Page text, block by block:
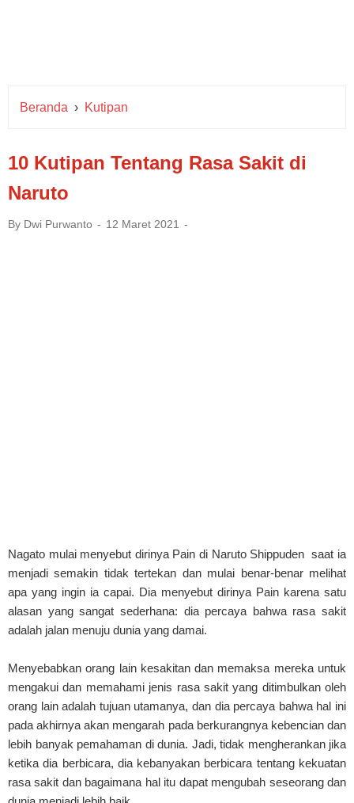
Beranda › Kutipan
10 Kutipan Tentang Rasa Sakit di
Naruto
By Dwi Purwanto 12 Maret 2021
Nagato mulai menyebut dirinya Pain di Naruto Shippuden saat ia
menjadi semakin tidak tertekan dan mulai benar-benar melihat
apa yang ingin ia capai. Dia menyebut dirinya Pain karena satu
alasan yang sangat sederhana: dia percaya bahwa rasa sakit
adalah jalan menuju dunia yang damai.
Menyebabkan orang lain kesakitan dan memaksa mereka untuk
mengakui dan memahami jenis rasa sakit yang ditimbulkan oleh
orang lain adalah tujuan utamanya, dan dia percaya bahwa hal ini
pada akhirnya akan mengarah pada berkurangnya kebencian dan
lebih banyak pemahaman di dunia. Jadi, tidak mengherankan jika
ketika dia berbicara, dia kebanyakan berbicara tentang kekuatan
rasa sakit dan bagaimana hal itu dapat mengubah seseorang dan